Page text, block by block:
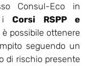
Consul-Eco in
iCorsi RSPP e
possibile ottenere
seguendo un
di rischio presente